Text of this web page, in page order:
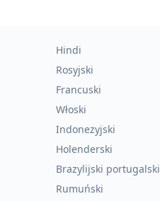
Hindi
Rosyjski
Francuski
Włoski
Indonezyjski
Holenderski
Brazylijski portugalski
Rumuński